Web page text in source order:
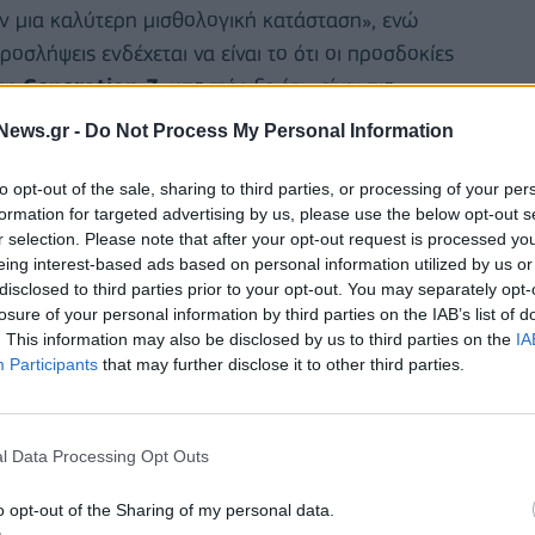
- Do Not Process My Personal Information
opt-out of the sale, sharing to third parties, or processing of your
for targeted advertising by us, please use the below opt-out
selection. Please note that after your opt-out request is processed
interest-based ads based on personal information utilized by us
to third parties prior to your opt-out. You may separately
of your personal information by third parties on the IAB’s list of
This information may also be disclosed by us to third parties on the
Participants that may further disclose it to other third parties.
Data Processing Opt Outs
opt-out of the Sharing of my personal data.
μια καλύτερη μισθολογική κατάσταση», ενώ
ενδέχεται να είναι το ότι οι προσδοκίες
Generation Z, υποστήριξε ότι «είναι πιο
χρήματα, πιο γρήγορα», ενώ εξήγησε ότι η
κυρίως με την αναζήτηση καλύτερων
τεχνολογίας, σημειώνοντας ότι οι
αμειβόμενους», καθώς «υπάρχει υπεραξία στην
γρήγορα από οποιονδήποτε άλλο κλάδο». Σχετικά
εργασία εξακολουθεί να αποτελεί «deal
πηγαίνουν σε μία εργασία για τις αποδοχές
ότι καταγράφεται τάση επιστροφής στα
λείπουν κρίσιμες δεξιότητες και επαφή μεταξύ
του δείγματος δείχνει ότι οι εταιρείες
Η κυρία Σγουράκη υποστήριξε επίσης ότι «η
ειδικά οι τεχνολογικές εταιρείες εφαρμόζουν
τους. Αναφερόμενη στο talent gap, σημείωσε